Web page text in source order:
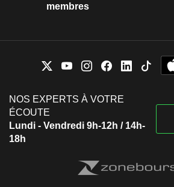
membres
NOS EXPERTS À VOTRE
ÉCOUTE
Lundi - Vendredi 9h-12h / 14h-
18h